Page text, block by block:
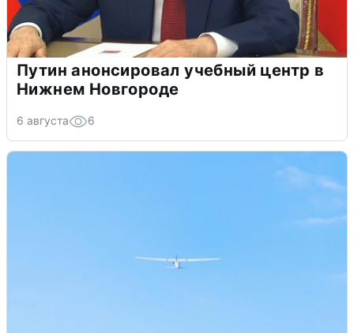
Путин анонсировал учебный центр в
Нижнем Новгороде
6 августа 6